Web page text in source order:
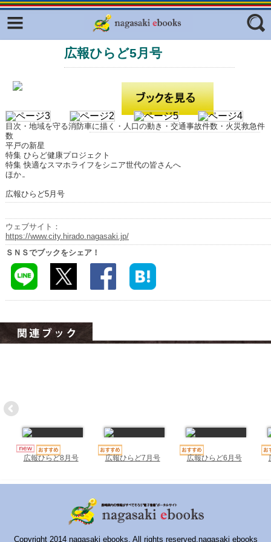
フリーワード
ジャンル
エリア
広報ひらど5月号
目次・地域を守る消防車に描く・人口の動き・交通事故件数・火災救急件
数
平戸の新星
特集 ひらど健康プロジェクト
特集 快適なスマホライフをシニア世代の皆さんへ
ほか
広報ひらど5月号
ウェブサイト：
https://www.city.hirado.nagasaki.jp/
ＳＮＳでブックをシェア！
広報ひらど8月号 広報ひらど7月号 広報ひらど6月号
Copyright 2014 nagasaki ebooks. All rights reserved.nagasaki ebooks
Facebook
ふくいろキラリプロジェクト
ラリー（TOKYO Brochures）
はじめてご利用される方へ
コンテンツ
広報誌ナビ
明治日本の産業革命遺産
関連遺産
大学・専門学校ナビ
ハイスクールナビ
小・中学校ナビ
いきebooks
はさみebooks
さいかいイーブックス
長崎MICE観光マップ